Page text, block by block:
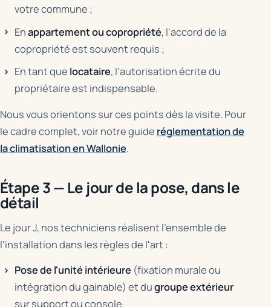
votre commune ;
Enappartement ou copropriété, l'accord de la
copropriété est souvent requis ;
En tant que locataire, l'autorisation écrite du
propriétaire est indispensable.
Nous vous orientons sur ces points dès la visite. Pour
le cadre complet, voir notre guide réglementation de
la climatisation en Wallonie.
Étape 3 — Le jour de la pose, dans le
détail
Le jour J, nos techniciens réalisent l'ensemble de
l'installation dans les règles de l'art :
Pose de l'unité intérieure (fixation murale ou
intégration du gainable) et dugroupe extérieur
sur support ou console.